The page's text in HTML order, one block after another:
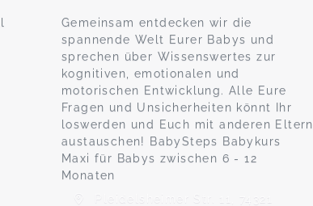
Gemeinsam entdecken wir die
spannende Welt Eurer Babys und
sprechen über Wissenswertes zur
kognitiven, emotionalen und
motorischen Entwicklung. Alle Eure
Fragen und Unsicherheiten könnt Ihr
loswerden und Euch mit anderen Eltern
austauschen! BabySteps Babykurs
Maxi für Babys zwischen 6 - 12
Monaten
Pleidelsheimer Str. 11, 74321